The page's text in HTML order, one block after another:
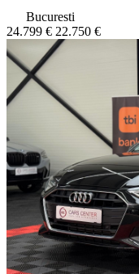
Bucuresti
24.799 € 22.750 €